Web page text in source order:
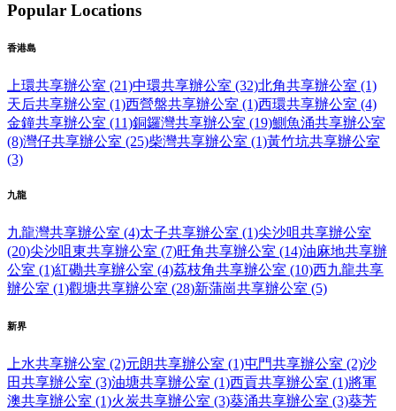
Popular Locations
香港島
上環共享辦公室 (21)中環共享辦公室 (32)北角共享辦公室 (1)
天后共享辦公室 (1)西營盤共享辦公室 (1)西環共享辦公室 (4)
金鐘共享辦公室 (11)銅鑼灣共享辦公室 (19)鰂魚涌共享辦公室
(8)灣仔共享辦公室 (25)柴灣共享辦公室 (1)黃竹坑共享辦公室
(3)
九龍
九龍灣共享辦公室 (4)太子共享辦公室 (1)尖沙咀共享辦公室
(20)尖沙咀東共享辦公室 (7)旺角共享辦公室 (14)油麻地共享辦
公室 (1)紅磡共享辦公室 (4)荔枝角共享辦公室 (10)西九龍共享
辦公室 (1)觀塘共享辦公室 (28)新蒲崗共享辦公室 (5)
新界
上水共享辦公室 (2)元朗共享辦公室 (1)屯門共享辦公室 (2)沙
田共享辦公室 (3)油塘共享辦公室 (1)西貢共享辦公室 (1)將軍
澳共享辦公室 (1)火炭共享辦公室 (3)葵涌共享辦公室 (3)葵芳